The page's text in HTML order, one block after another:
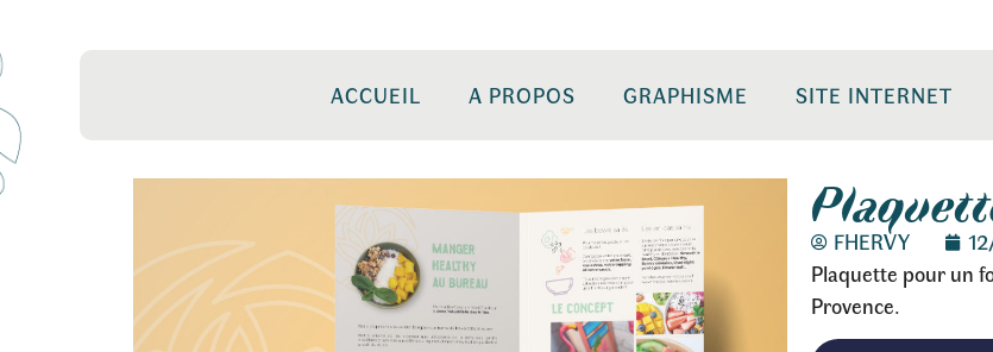
ACCUEIL A PROPOS GRAPHISME SITE INTERNET
FHERVY
Plaquette pour un
Provence.